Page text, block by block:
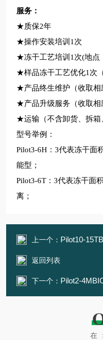
服务：
★质保2
★操作安装培训1次
★冻干工艺培训1次(地
★样品冻干工艺优化1次
★产品终生维护（收
★产品升级服务（收取相
★运输（不含卸货、拆箱
型号举例：
Pilot3-6H：3代表冻干面
能型；
Pilot3-6T：3代表冻干面
离；
上一个： Pilot10-
返回列表
下一个： Pilot2-
在